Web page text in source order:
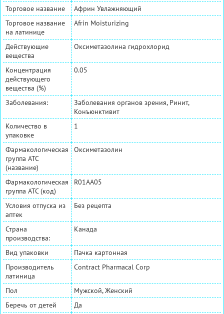
Торговое название
Африн Увлажняющий
Торговое название
на латинице
Afrin Moisturizing
Действующие
вещества
Оксиметазолина гидрохлорид
Концентрация
действующего
вещества (%)
0.05
Заболевания:
Заболевания органов зрения, Ринит,
Конъюнктивит
Количество в
упаковке
1
Фармакологическая
группа АТС
(название)
Оксиметазолин
Фармакологическая
группа АТС (код)
R01AA05
Условия отпуска из
аптек
Без рецепта
Страна
производства:
Канада
Вид упаковки
Пачка картонная
Производитель
латиница
Contract Pharmacal Corp
Пол
Мужской, Женский
Беречь от детей
Да